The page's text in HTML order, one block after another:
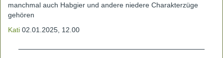
manchmal auch Habgier und andere niedere Charakterzüge
gehören
Kati 02.01.2025, 12.00